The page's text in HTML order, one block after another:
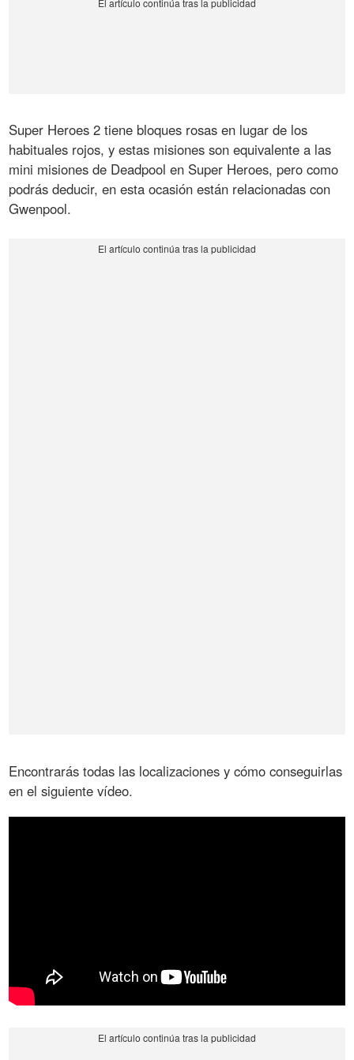
Super Heroes 2 tiene bloques rosas en lugar de los
habituales rojos, y estas misiones son equivalente a las
mini misiones de Deadpool en Super Heroes, pero como
podrás deducir, en esta ocasión están relacionadas con
Gwenpool.
Encontrarás todas las localizaciones y cómo conseguirlas
en el siguiente vídeo.